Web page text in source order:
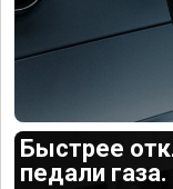
Быстрее
педали газа.